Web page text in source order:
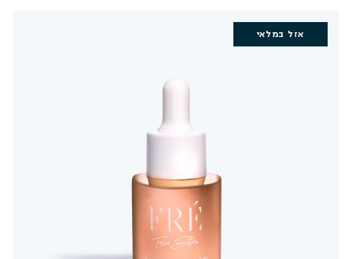
אזל במלאי